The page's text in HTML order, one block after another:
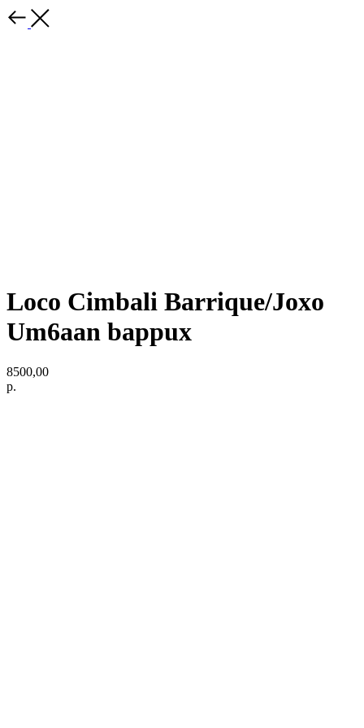
Loco Cimbali Barrique/Joxo
Um6aan bappux
8500,00
р.